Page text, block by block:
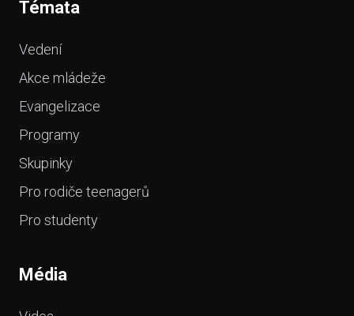
Témata
Vedení
Akce mládeže
Evangelizace
Programy
Skupinky
Pro rodiče teenagerů
Pro studenty
Média